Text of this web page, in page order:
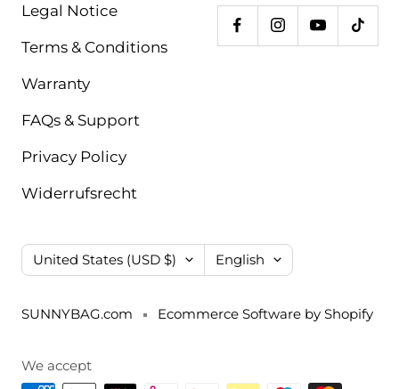
Legal Notice
Terms & Conditions
Warranty
FAQs & Support
Privacy Policy
Widerrufsrecht
Country/region
United States (USD $) Language
English
SUNNYBAG.com Ecommerce Software by Shopify
We accept